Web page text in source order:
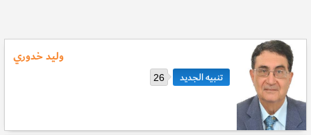
وليد خدوري
26